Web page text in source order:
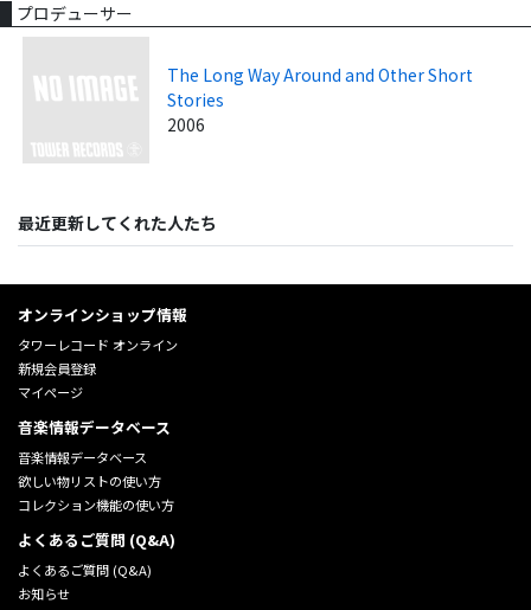
プロデューサー
The Long Way Around and Other Short
Stories
2006
最近更新してくれた人たち
オンラインショップ情報
タワーレコード オンライン
新規会員登録
マイページ
音楽情報データベース
音楽情報データベース
欲しい物リストの使い方
コレクション機能の使い方
よくあるご質問 (Q&A)
よくあるご質問 (Q&A)
お知らせ